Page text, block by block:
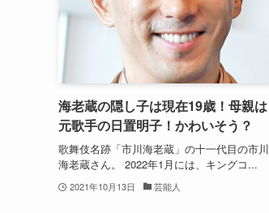
海老蔵の隠し子は現在19歳！母親は
元歌手の日置明子！かわいそう？
歌舞伎名跡「市川海老蔵」の十一代目の市川
海老蔵さん。 2022年1月には、キングコ...
2021年10月13日 芸能人